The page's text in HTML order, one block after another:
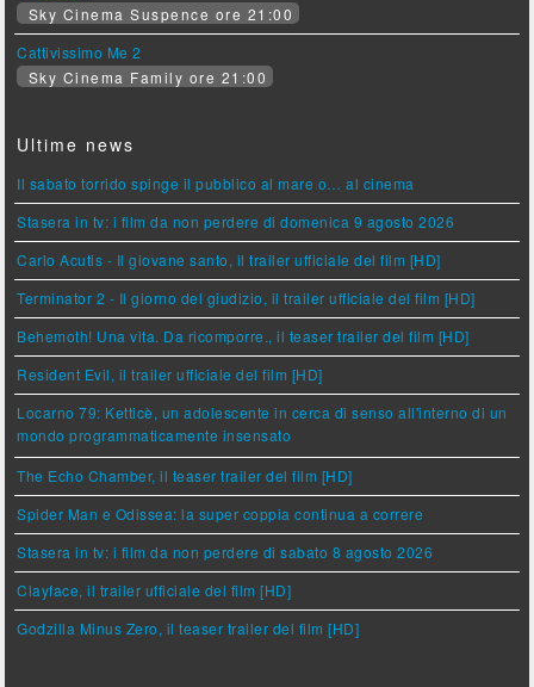
Sky Cinema Suspence ore 21:00
Cattivissimo Me 2
Sky Cinema Family ore 21:00
Ultime news
Il sabato torrido spinge il pubblico al mare o… al cinema
Stasera in tv: i film da non perdere di domenica 9 agosto 2026
Carlo Acutis - Il giovane santo, il trailer ufficiale del film [HD]
Terminator 2 - Il giorno del giudizio, il trailer ufficiale del film [HD]
Behemoth! Una vita. Da ricomporre., il teaser trailer del film [HD]
Resident Evil, il trailer ufficiale del film [HD]
Locarno 79: Ketticè, un adolescente in cerca di senso all'interno di un
mondo programmaticamente insensato
The Echo Chamber, il teaser trailer del film [HD]
Spider Man e Odissea: la super coppia continua a correre
Stasera in tv: i film da non perdere di sabato 8 agosto 2026
Clayface, il trailer ufficiale del film [HD]
Godzilla Minus Zero, il teaser trailer del film [HD]